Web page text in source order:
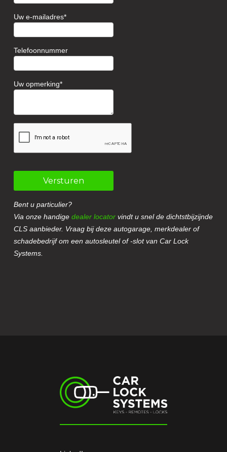
Uw e-mailadres
Telefoonnummer
Uw opmerking
Versturen
Bent u particulier?
Via onze handigedealer locator vindt u snel de dichtstbijzijnde
CLS aanbieder. Vraag bij deze autogarage, merkdealer of
schadebedrijf om een autosleutel of -slot van Car Lock
Systems.